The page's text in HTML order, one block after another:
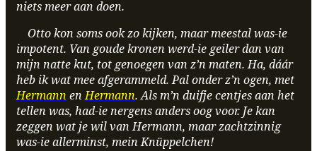
niets meer aan doen.
Otto kon soms ook zo kijken, maar meestal was-ie
impotent. Van goude kronen werd-ie geiler dan van
mijn natte kut, tot genoegen van z’n maten. Ha, dáár
heb ik wat mee afgerammeld. Pal onder z’n ogen, met
Hermann enHermann. Als m’n duifje centjes aan het
tellen was, had-ie nergens anders oog voor. Je kan
zeggen wat je wil van Hermann, maar zachtzinnig
was-ie allerminst, mein Knüppelchen!